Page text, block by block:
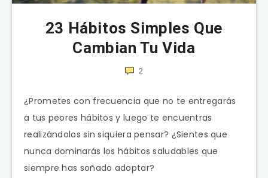
23 Hábitos Simples Que
Cambian Tu Vida
2
¿Prometes con frecuencia que no te entregarás
a tus peores hábitos y luego te encuentras
realizándolos sin siquiera pensar? ¿Sientes que
nunca dominarás los hábitos saludables que
siempre has soñado adoptar?